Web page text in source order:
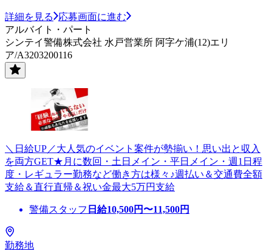
詳細を見る
応募画面に進む
アルバイト・パート
シンテイ警備株式会社 水戸営業所 阿字ケ浦(12)エリ
ア/A3203200116
＼日給UP／大人気のイベント案件が勢揃い！思い出と収入
を両方GET★月に数回・土日メイン・平日メイン・週1日程
度・レギュラー勤務など働き方は様々♪週払い＆交通費全額
支給＆直行直帰＆祝い金最大5万円支給
警備スタッフ 日給10,500円〜11,500円
勤務地